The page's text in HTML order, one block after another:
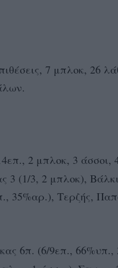
7 μπλοκ, 26
2 μπλοκ, 3 άσσοι,
3 (1/3, 2 μπλοκ),
35%αρ.), Τερζής,
6π. (6/9επ., 66%υπ.,